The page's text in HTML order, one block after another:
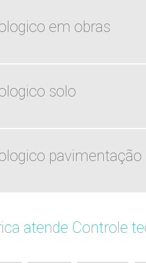
em obras
solo
pavimentação
atende Controle